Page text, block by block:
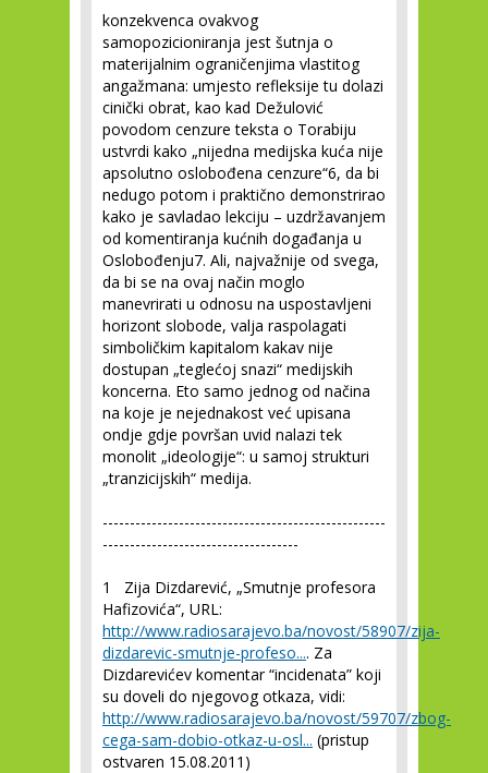
konzekvenca ovakvog
samopozicioniranja jest šutnja o
materijalnim ograničenjima vlastitog
angažmana: umjesto refleksije tu dolazi
cinički obrat, kao kad Dežulović
povodom cenzure teksta o Torabiju
ustvrdi kako „nijedna medijska kuća nije
apsolutno oslobođena cenzure“6, da bi
nedugo potom i praktično demonstrirao
kako je savladao lekciju – uzdržavanjem
od komentiranja kućnih događanja u
Oslobođenju7. Ali, najvažnije od svega,
da bi se na ovaj način moglo
manevrirati u odnosu na uspostavljeni
horizont slobode, valja raspolagati
simboličkim kapitalom kakav nije
dostupan „teglećoj snazi“ medijskih
koncerna. Eto samo jednog od načina
na koje je nejednakost već upisana
ondje gdje površan uvid nalazi tek
monolit „ideologije“: u samoj strukturi
„tranzicijskih“ medija.
----------------------------------------------------
------------------------------------
1
Zija Dizdarević, „Smutnje profesora
Hafizovića“, URL:
http://www.radiosarajevo.ba/novost/58907/zija-
dizdarevic-smutnje-profeso.... Za
Dizdarevićev komentar “incidenata” koji
su doveli do njegovog otkaza, vidi:
http://www.radiosarajevo.ba/novost/59707/zbog-
cega-sam-dobio-otkaz-u-osl... (pristup
ostvaren 15.08.2011)